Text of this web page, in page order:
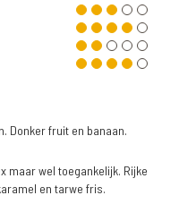
Donker fruit en banaan.
maar wel toegankelijk. Rijke
en tarwe fris.